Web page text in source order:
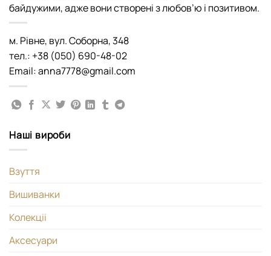
байдужими, адже вони створені з любов’ю і позитивом.
м. Рівне, вул. Соборна, 348
тел.: +38 (050) 690-48-02
Email: anna7778@gmail.com
Наші вироби
Взуття
Вишиванки
Колекціі
Аксесуари